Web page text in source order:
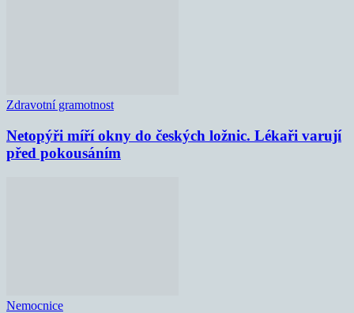
Zdravotní gramotnost
Netopýři míří okny do českých ložnic. Lékaři varují
před pokousáním
Nemocnice